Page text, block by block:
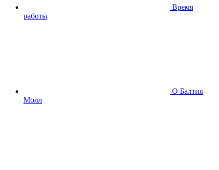
Время
работы
О Балтия
Молл